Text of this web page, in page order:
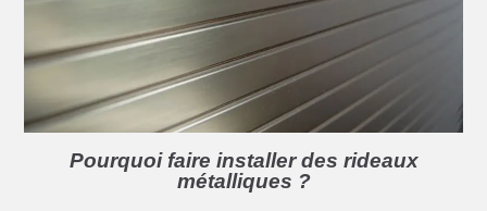
Pourquoi faire installer des rideaux
métalliques ?